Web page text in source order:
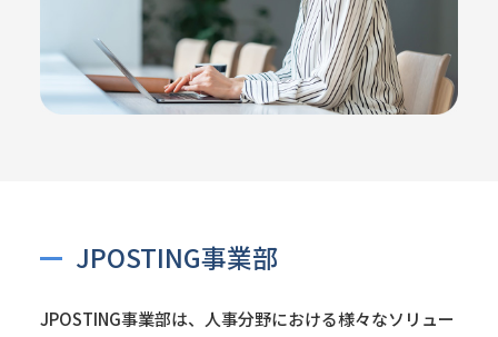
JPOSTING事業部
JPOSTING事業部は、人事分野における様々なソリュー